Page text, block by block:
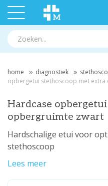
home diagnostiek
opbergetui stethoscoop met
Hardcase
opbergruimte zwart
Hardschalige etui voor
stethoscoop
Lees meer